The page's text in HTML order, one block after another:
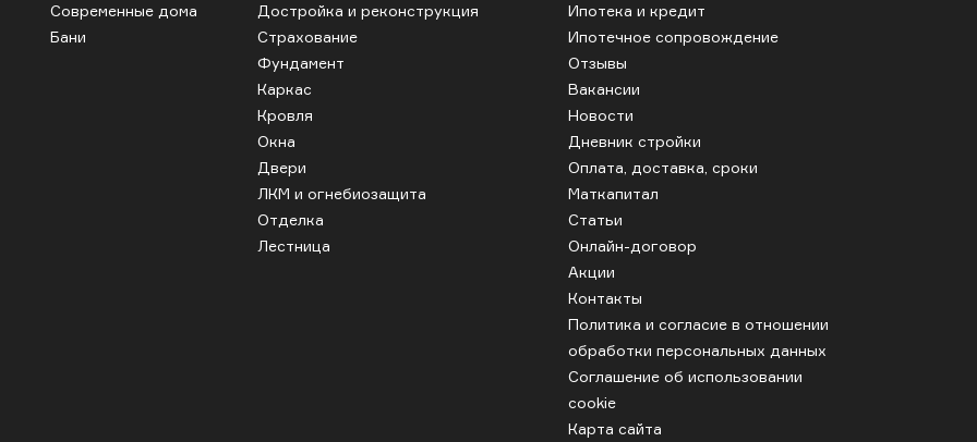
Современные дома
Бани
Достройка и реконструкция
Страхование
Фундамент
Каркас
Кровля
Окна
Двери
ЛКМ и огнебиозащита
Отделка
Лестница
Ипотека и кредит
Ипотечное сопровождение
Отзывы
Вакансии
Новости
Дневник стройки
Оплата, доставка, сроки
Маткапитал
Статьи
Онлайн-договор
Акции
Контакты
Политика и согласие в отношении
обработки персональных данных
Соглашение об использовании
cookie
Карта сайта